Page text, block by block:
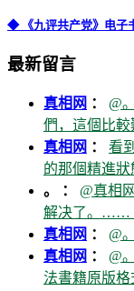
◆ 《九评共产党》电子
最新留言
真相网 ： @
們，這個比
真相网 ： 看
的那個精進
。 ： @真相
解决了。……
真相网 ： @
真相网 ： @
法書籍原版格